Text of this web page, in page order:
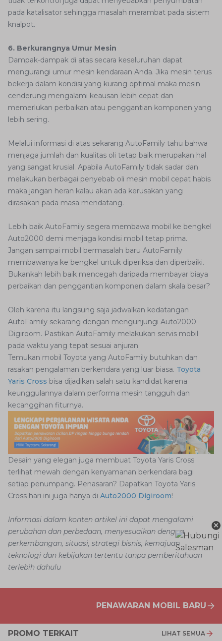
pada katalisator sehingga masalah merambat pada sistem
knalpot.
6. Berkurangnya Umur Mesin
Dampak-dampak di atas secara keseluruhan dapat
mengurangi umur mesin kendaraan Anda. Jika mesin terus
bekerja dalam kondisi yang kurang optimal maka mesin
cenderung mengalami keausan lebih cepat dan
memerlukan perbaikan atau penggantian komponen yang
lebih sering.
Melalui informasi di atas sekarang AutoFamily tahu bahwa
menjaga jumlah dan kualitas oli tetap baik merupakan hal
yang sangat krusial. Apabila AutoFamily tidak sadar dan
melakukan berbagai penyebab oli mesin mobil cepat habis
maka jangan heran kalau akan ada kerusakan yang
dirasakan pada masa mendatang.
Lebih baik AutoFamily segera membawa mobil ke bengkel
Auto2000 demi menjaga kondisi mobil tetap prima.
Jangan sampai mobil bermasalah baru AutoFamily
membawanya ke bengkel untuk diperiksa dan diperbaiki.
Bukankah lebih baik mencegah daripada membayar biaya
perbaikan dan penggantian komponen dalam skala besar?
Oleh karena itu langsung saja jadwalkan kedatangan
AutoFamily sekarang dengan mengunjungi Auto2000
Digiroom. Pastikan AutoFamily melakukan servis mobil
pada waktu yang tepat sesuai anjuran.
Temukan mobil Toyota yang AutoFamily butuhkan dan
rasakan pengalaman berkendara yang luar biasa. Toyota
Yaris Cross bisa dijadikan salah satu kandidat karena
keunggulannya dalam performa mesin tangguh dan
kecanggihan fiturnya.
Desain yang elegan juga membuat Toyota Yaris Cross
terlihat mewah dengan kenyamanan berkendara bagi
setiap penumpang. Penasaran? Dapatkan Toyota Yaris
Cross hari ini juga hanya di Auto2000 Digiroom!
Informasi dalam konten artikel ini dapat mengalami
perubahan dan perbedaan, menyesuaikan dengan
perkembangan, situasi, strategi bisnis, kemajuan
teknologi dan kebijakan tertentu tanpa pemberitahuan
terlebih dahulu
PENAWARAN MOBIL BARU
PROMO TERKAIT LIHAT SEMUA
×